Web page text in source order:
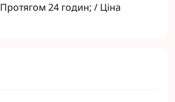
Протягом 24 годин; / Ціна